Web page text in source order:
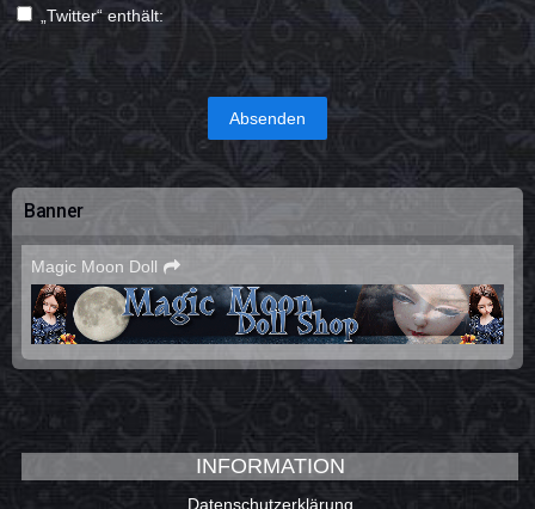
„Twitter“ enthält:
Banner
Magic Moon Doll
INFORMATION
Datenschutzerklärung